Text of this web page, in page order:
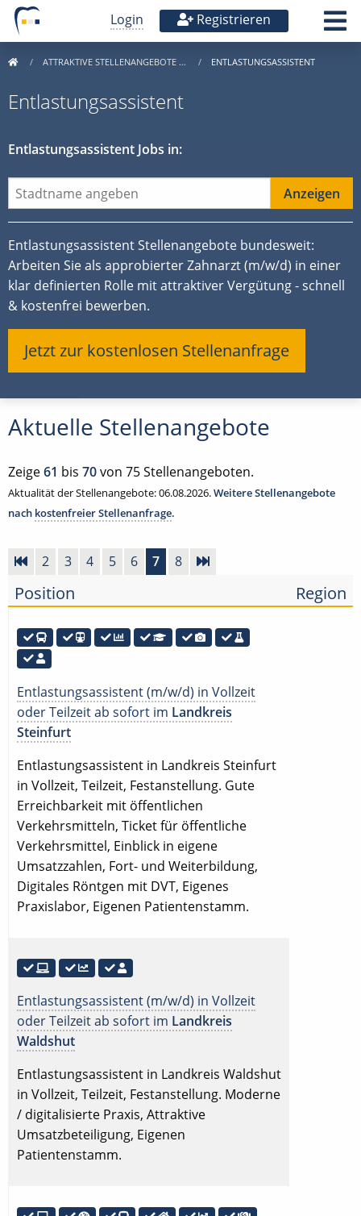
Login Registrieren
ATTRAKTIVE STELLENANGEBOTE … ENTLASTUNGSASSISTENT
Entlastungsassistent
Entlastungsassistent Jobs in:
Entlastungsassistent Stellenangebote bundesweit:
Arbeiten Sie als approbierter Zahnarzt (m/w/d) in einer
klar definierten Rolle mit attraktiver Vergütung - schnell
& kostenfrei bewerben.
Jetzt zur kostenlosen Stellenanfrage
Aktuelle Stellenangebote
Zeige61 bis 70von 75 Stellenangeboten.
Aktualität der Stellenangebote: 06.08.2026.Weitere Stellenangebote
nach kostenfreier Stellenanfrage.
2 3 4 5 6 7 8
Position Region
Entlastungsassistent (m/w/d) in Vollzeit
oder Teilzeit ab sofort im Landkreis
Steinfurt
Entlastungsassistent in Landkreis Steinfurt
in Vollzeit, Teilzeit, Festanstellung. Gute
Erreichbarkeit mit öffentlichen
Verkehrsmitteln, Ticket für öffentliche
Verkehrsmittel, Einblick in eigene
Umsatzzahlen, Fort- und Weiterbildung,
Digitales Röntgen mit DVT, Eigenes
Praxislabor, Eigenen Patientenstamm.
Entlastungsassistent (m/w/d) in Vollzeit
oder Teilzeit ab sofort im Landkreis
Waldshut
Entlastungsassistent in Landkreis Waldshut
in Vollzeit, Teilzeit, Festanstellung. Moderne
/ digitalisierte Praxis, Attraktive
Umsatzbeteiligung, Eigenen
Patientenstamm.